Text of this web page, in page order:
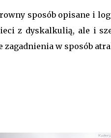
sposób opisane i
z dyskalkulią, ale i
w sposób